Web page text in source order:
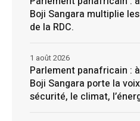
Boji Sangara multiplie
de la RDC.
Parlement panafricain :
Boji Sangara porte la
sécurité, le climat,
1 août 2026